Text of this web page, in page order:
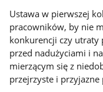
Ustawa w pierwszej
pracowników, by nie
konkurencji czy utraty
przed nadużyciami i
mierzącym się z
przejrzyste i przyjazne